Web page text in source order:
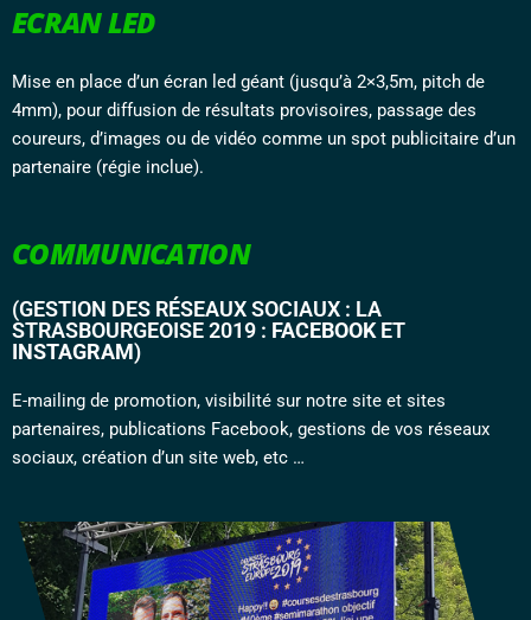
ECRAN LED
Mise en place d’un écran led géant (jusqu’à 2×3,5m, pitch de
4mm), pour diffusion de résultats provisoires, passage des
coureurs, d’images ou de vidéo comme un spot publicitaire d’un
partenaire (régie inclue).
COMMUNICATION
(GESTION DES RÉSEAUX SOCIAUX : LA
STRASBOURGEOISE 2019 : FACEBOOKET
INSTAGRAM)
E-mailing de promotion, visibilité sur notre site et sites
partenaires, publications Facebook, gestions de vos réseaux
sociaux, création d’un site web, etc …